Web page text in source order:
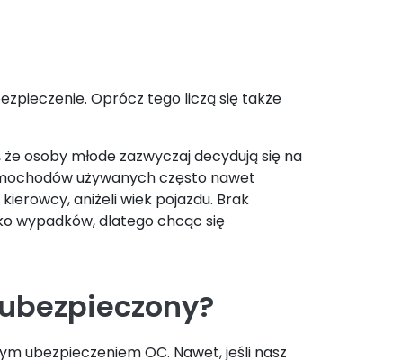
Oprócz tego liczą się także
osoby młode zazwyczaj decydują się na
używanych często nawet
aniżeli wiek pojazdu. Brak
wypadków, dlatego chcąc się
ubezpieczeniem OC. Nawet, jeśli nasz